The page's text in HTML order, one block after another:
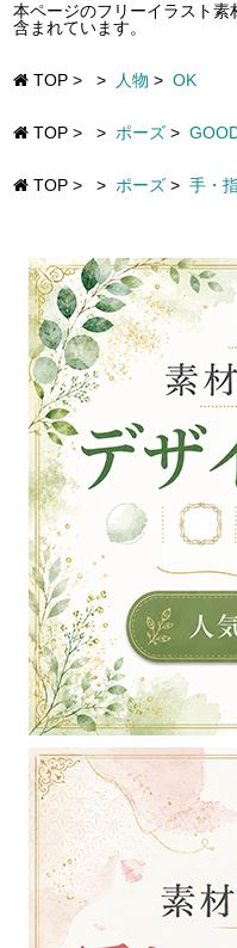
本ページのフリーイラスト素
含まれています。
TOP > > 人物 > OK
TOP > > ポーズ >
TOP > > ポーズ > 手・